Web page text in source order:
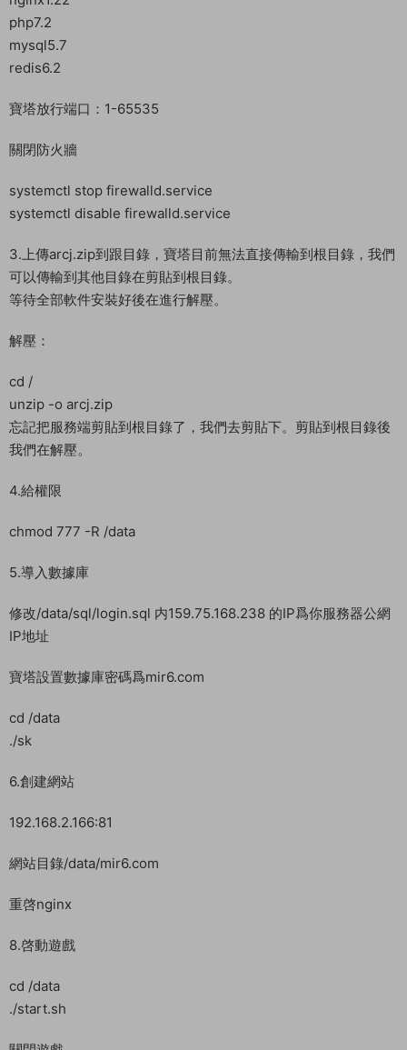
首先進入我們官網：MiR6.com 搜索《仙境傳說.愛如初見RO》下
載好服務端，我這裏已事先下載好了
務器。
1.安裝寶塔
http://download.bt.cn/install/install_6.0.sh && sh install.sh
我事先已經安裝好了寶塔，這裏有寶塔的單獨安裝教程。安裝好
2.安裝環境
nginx1.22
mysql5.7
寶塔放行端口：1-65535
關閉防火牆
systemctl stop firewalld.service
可以傳輸到其他目錄在剪貼到根目錄。
解壓：
cd /
忘記把服務端剪貼到根目錄了，我們去剪貼下。剪貼到根目錄後
我們在解壓。
4.給權限
chmod 777 -R /data
5.導入數據庫
修改/data/sql/login.sql 内159.75.168.238 的IP爲你服務器公網
cd /data